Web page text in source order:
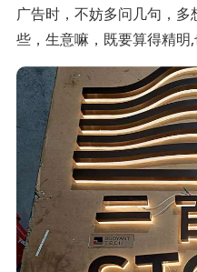
广告时，不妨多问几句，
些，生意嘛，既要算得精明,